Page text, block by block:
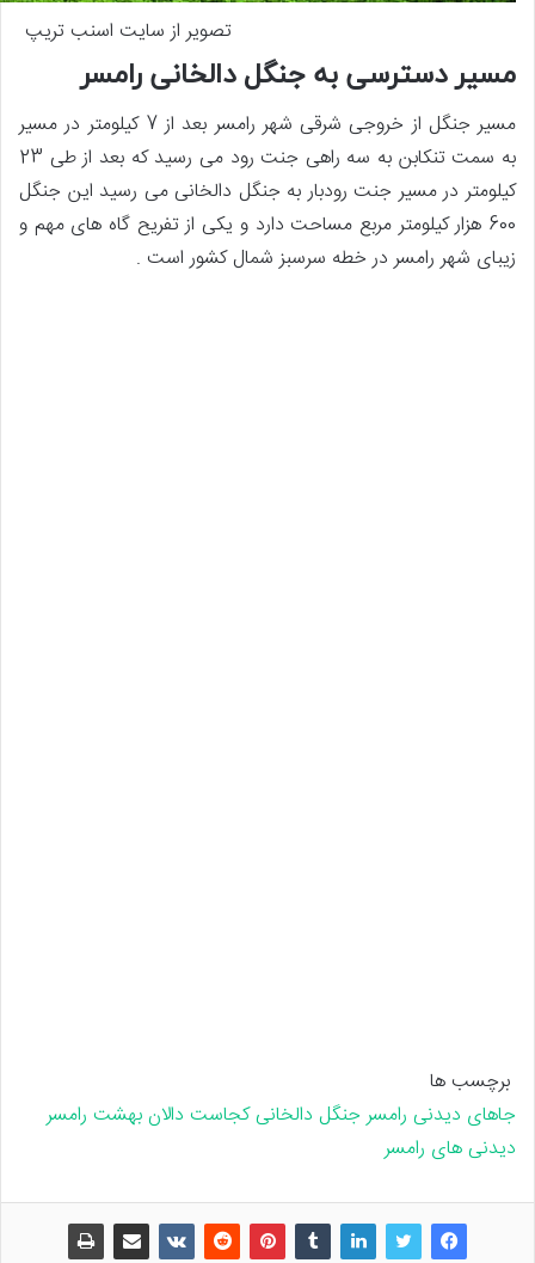
تصویر از سایت اسنب تریپ
مسیر دسترسی به جنگل دالخانی رامسر
مسیر جنگل از خروجی شرقی شهر رامسر بعد از 7 کیلومتر در مسیر
به سمت تنکابن به سه راهی جنت رود می رسید که بعد از طی 23
کیلومتر در مسیر جنت رودبار به جنگل دالخانی می رسید این جنگل
600 هزار کیلومتر مربع مساحت دارد و یکی از تفریح گاه های مهم و
زیبای شهر رامسر در خطه سرسبز شمال کشور است .
برچسب ها
جاهای دیدنی رامسر جنگل دالخانی کجاست دالان بهشت رامسر
دیدنی های رامسر